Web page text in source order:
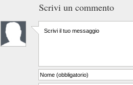
Scrivi un commento